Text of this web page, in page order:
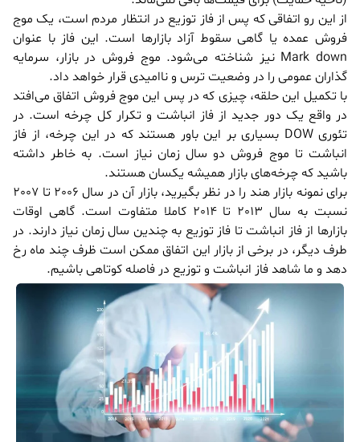
از این رو اتفاقی که پس از فاز توزیع در انتظار مردم است، یک موج
فروش عمده یا گاهی سقوط آزاد بازار‌ها است. این فاز با عنوان
Mark down نیز شناخته می‌شود. موج فروش در بازار، سرمایه
گذاران عمومی را در وضعیت ترس و ناامیدی قرار خواهد داد.
با تکمیل این حلقه، چیزی که در پس این موج فروش اتفاق می‌افتد
در واقع یک دور جدید از فاز انباشت و تکرار کل چرخه است. در
تئوری DOW بسیاری بر این باور هستند که در این چرخه، از فاز
انباشت تا موج فروش دو سال زمان نیاز است. به خاطر داشته
باشید که چرخه‌های بازار همیشه یکسان هستند.
برای نمونه بازار هند را در نظر بگیرید، بازار آن در سال 2006 تا 2007
نسبت به سال 2013 تا 2014 کاملا متفاوت است. گاهی اوقات
بازار‌ها از فاز انباشت تا فاز توزیع به چندین سال زمان نیاز دارند. در
طرف دیگر، در برخی از بازار این اتفاق ممکن است ظرف چند ماه رخ
دهد و ما شاهد فاز انباشت و توزیع در فاصله کوتاهی باشیم.